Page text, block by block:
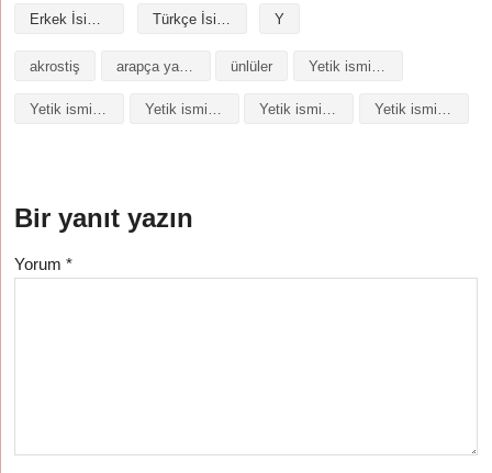
Erkek İsimleri Türkçe İsimler Y
akrostiş arapça yazılışı ünlüler
Yetik isminin anlamı Yetik isminin baş harfleriyle şiir Yetik isminin kökeni Yetik isminin numerolojisi
Bir yanıt yazın
Yorum*